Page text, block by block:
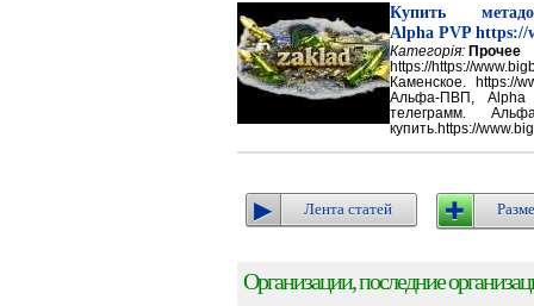
Купить
Alpha PVP https://
Категорія: Прочее
https://https://
Каменское. https://
Альфа-ПВП, Alpha
телеграмм.
купить.https://
Лента статей
Организации, последние